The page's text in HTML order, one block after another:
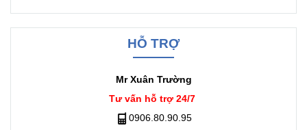
HỖ TRỢ
Mr Xuân Trường
Tư vấn hỗ trợ 24/7
0906.80.90.95